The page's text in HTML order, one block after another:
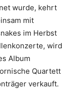
wurde, kehrt
mit
im Herbst
wird
Album
Quartett
verkauft.